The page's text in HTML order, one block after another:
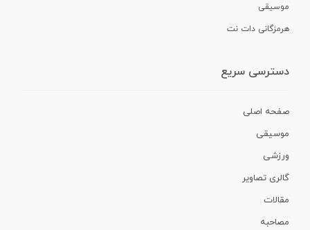
موسیقی
هرمزگانی دات نت
دسترسی سریع
صفحه اصلی
موسیقی
ورزشی
گالری تصاویر
مقالات
مصاحبه